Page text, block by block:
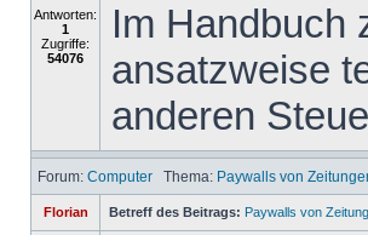
Antworten:
1
Zugriffe:
54076
Im Handbuch
ansatzweise
anderen
Forum: Computer Thema: Paywalls von
Florian Betreff des Beitrags: Paywalls von